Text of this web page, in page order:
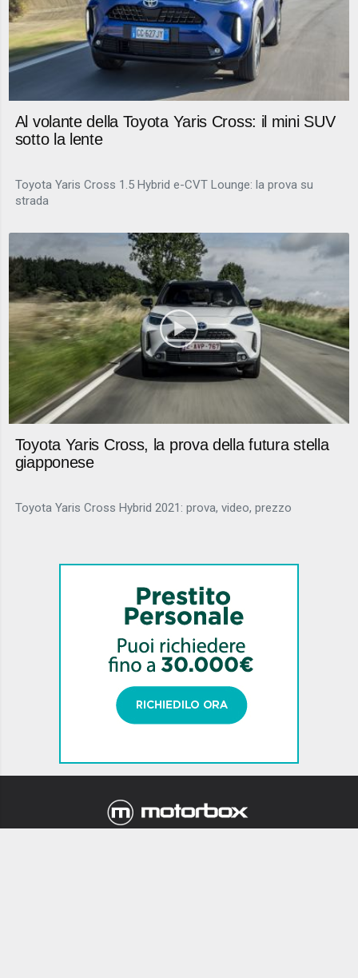
Al volante della Toyota Yaris Cross: il mini SUV
sotto la lente
Toyota Yaris Cross 1.5 Hybrid e-CVT Lounge: la prova su
strada
Toyota Yaris Cross, la prova della futura stella
giapponese
Toyota Yaris Cross Hybrid 2021: prova, video, prezzo